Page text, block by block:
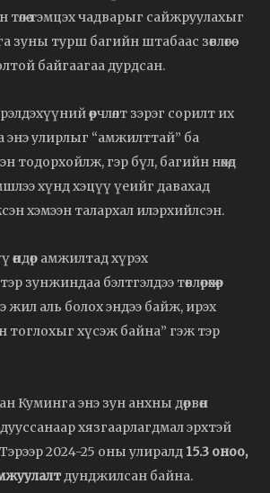
тэмцэх чадварыг сайжруулахыг
зуны турш багийн штабаас зөвлөгөө
байгаагаа дурдсан.
өөрчлөлт зэрэг сорилт их
энэ улирлыг “амжилттай” ба
тодорхойлж, гэр бүл, багийн нөхөд
хүнд хэцүү үеийг давахад
хэмээн талархал илэрхийлсэн.
өндөр амжилтад хүрэх
зунжиндаа бэлтгэлдээ төвлөрөхөөр
жил аль болох эндээ байж, ирэх
тоглохыг хүсэж байна” гэж тэр
Куминга энэ зун анхны дөрвөн
хязгаарлагдмал эрхтэй
Тэрээр 2024-25 оны улиралд 15.3 оноо,
дунджилсан байна.